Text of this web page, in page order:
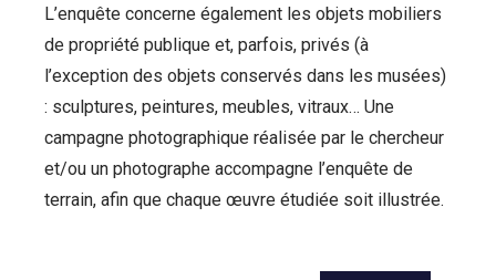
L’enquête concerne également les objets mobiliers
de propriété publique et, parfois, privés (à
l’exception des objets conservés dans les musées)
: sculptures, peintures, meubles, vitraux… Une
campagne photographique réalisée par le chercheur
et/ou un photographe accompagne l’enquête de
terrain, afin que chaque œuvre étudiée soit illustrée.